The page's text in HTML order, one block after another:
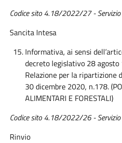
Codice sito 4.18/2022/27 - Servizio
Sancita Intesa
Informativa, ai sensi
decreto legislativo 28
Relazione per la ripartizione
30 dicembre 2020, n.178.
ALIMENTARI E FORESTALI)
Codice sito 4.18/2022/26 - Servizio
Rinvio